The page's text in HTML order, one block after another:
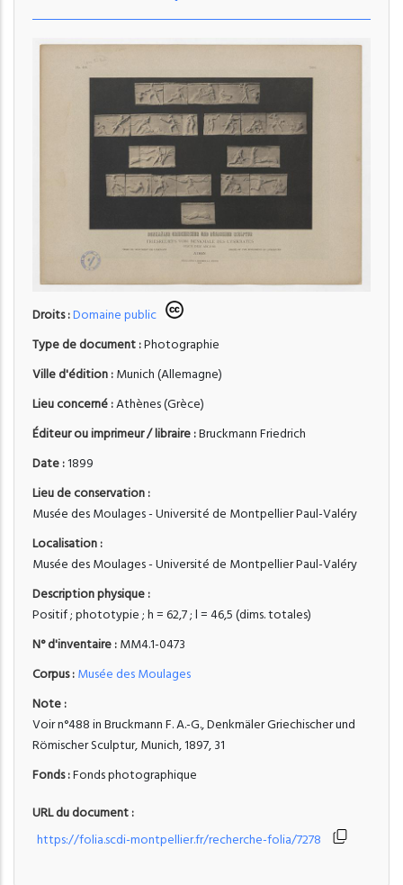
Droits :Domaine public
Type de document :Photographie
Ville d'édition :Munich (Allemagne)
Lieu concerné :Athènes (Grèce)
Éditeur ou imprimeur / libraire :Bruckmann Friedrich
Date :1899
Lieu de conservation :
Musée des Moulages - Université de Montpellier Paul-Valéry
Localisation :
Musée des Moulages - Université de Montpellier Paul-Valéry
Description physique :
Positif ; phototypie ; h = 62,7 ; l = 46,5 (dims. totales)
N° d'inventaire :MM4.1-0473
Corpus :Musée des Moulages
Note :
Voir n°488 in Bruckmann F. A.-G., Denkmäler Griechischer und
Römischer Sculptur, Munich, 1897, 31
Fonds :Fonds photographique
URL du document :
https://folia.scdi-montpellier.fr/recherche-folia/7278